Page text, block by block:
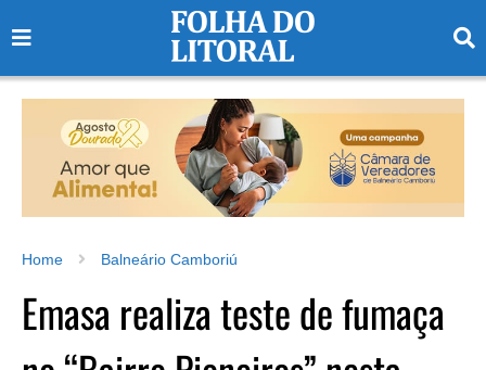
Home Balneário Camboriú
Emasa realiza teste de fumaça